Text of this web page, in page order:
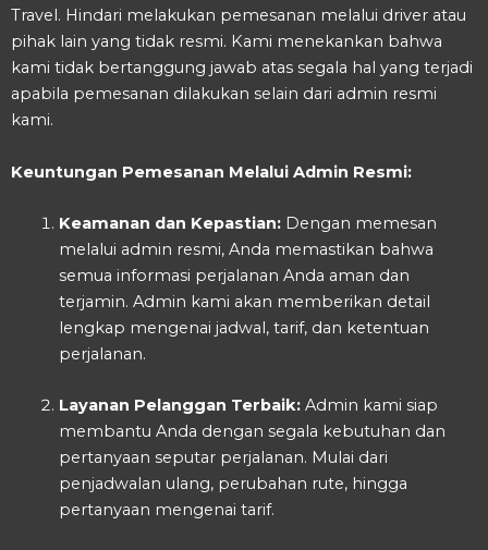
Travel. Hindari melakukan pemesanan melalui driver atau
pihak lain yang tidak resmi. Kami menekankan bahwa
kami tidak bertanggung jawab atas segala hal yang terjadi
apabila pemesanan dilakukan selain dari admin resmi
kami.
Keuntungan Pemesanan Melalui Admin Resmi:
Keamanan dan Kepastian:Dengan memesan
melalui admin resmi, Anda memastikan bahwa
semua informasi perjalanan Anda aman dan
terjamin. Admin kami akan memberikan detail
lengkap mengenai jadwal, tarif, dan ketentuan
perjalanan.
Layanan Pelanggan Terbaik:Admin kami siap
membantu Anda dengan segala kebutuhan dan
pertanyaan seputar perjalanan. Mulai dari
penjadwalan ulang, perubahan rute, hingga
pertanyaan mengenai tarif.